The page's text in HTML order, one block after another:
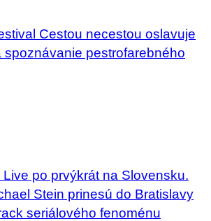
Cestou necestou oslavuje
spoznávanie pestrofarebného
po prvýkrát na Slovensku.
Stein prinesú do Bratislavy
seriálového fenoménu